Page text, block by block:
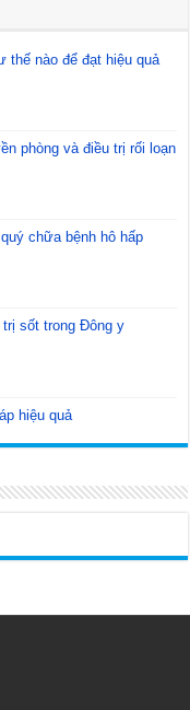
thế nào để đạt hiệu quả
phòng và điều trị rối loạn
chữa bệnh hô hấp
sốt trong Đông y
hiệu quả